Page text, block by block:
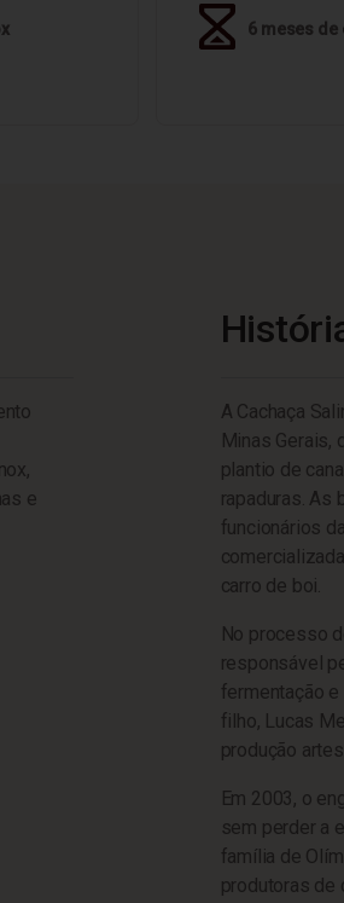
6 meses de
e
A Cachaça
Minas Gerais,
plantio de
rapaduras. As
funcionários
carro de boi.
No processo
responsável
fermentação
filho, Lucas
produção
Em 2003, o
sem perder a
família de
produtoras de